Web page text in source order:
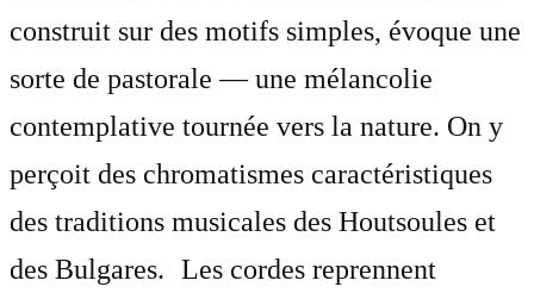
construit sur des motifs simples, évoque une
sorte de pastorale — une mélancolie
contemplative tournée vers la nature. On y
perçoit des chromatismes caractéristiques
des traditions musicales des Houtsoules et
des Bulgares. Les cordes reprennent